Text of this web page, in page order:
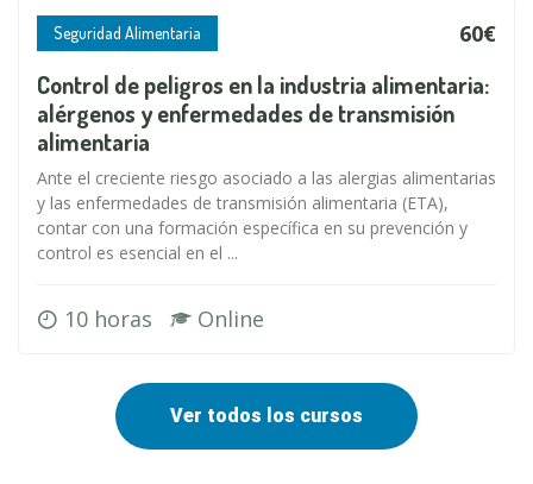
Seguridad Alimentaria 60€
Control de peligros en la industria alimentaria:
alérgenos y enfermedades de transmisión
alimentaria
Ante el creciente riesgo asociado a las alergias alimentarias
y las enfermedades de transmisión alimentaria (ETA),
contar con una formación específica en su prevención y
control es esencial en el ...
10 horas Online
Ver todos los cursos